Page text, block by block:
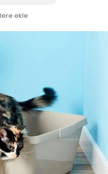
ekle